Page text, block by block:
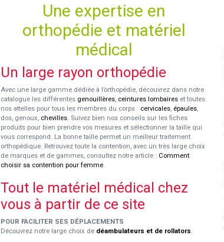
Une expertise en
orthopédie et matériel
médical
Un large rayon orthopédie
Avec une large gamme dédiée à l’orthopédie, découvrez dans notre
catalogue les différentes genouillères, ceintures lombaires et toutes
nos attelles pour tous les membres du corps : cervicales, épaules,
dos, genoux, chevilles. Suivez bien nos conseils sur les fiches
produits pour bien prendre vos mesures et sélectionner la taille qui
vous correspond. La bonne taille permet un meilleur traitement
orthopédique. Retrouvez toute la contention, avec un très large choix
de marques et de gammes, consultez notre article : Comment
choisir sa contention pour femme.
Tout le matériel médical chez
vous à partir de ce site
POUR FACILITER SES DÉPLACEMENTS
Découvrez notre large choix de déambulateurs et de rollators.